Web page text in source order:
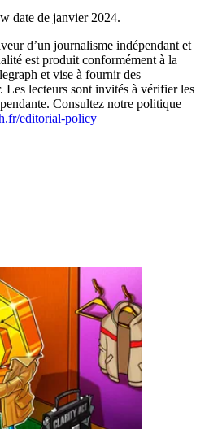
date de janvier 2024.
d’un journalisme indépendant et
est produit conformément à la
et vise à fournir des
Les lecteurs sont invités à vérifier les
Consultez notre politique
editorial-policy